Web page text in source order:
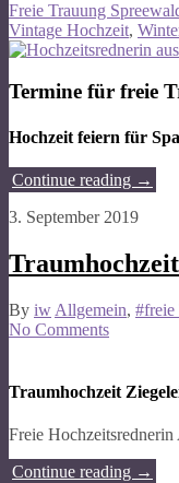
Freie Trauung
Vintage Hochzeit,
Termine für freie
Hochzeit feiern für
Continue reading →
3. September 2019
By iw Allgemein, #freie
No Comments
Traumhochzeit
Freie Hochzeitsrednerin
Continue reading →